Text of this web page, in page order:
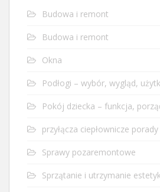
Budowa i remont
Budowa i remont
Okna
Podłogi – wybór, wygląd,
Pokój dziecka – funkcja,
przyłącza ciepłownicze porady
Sprawy pozaremontowe
Sprzątanie i utrzymanie